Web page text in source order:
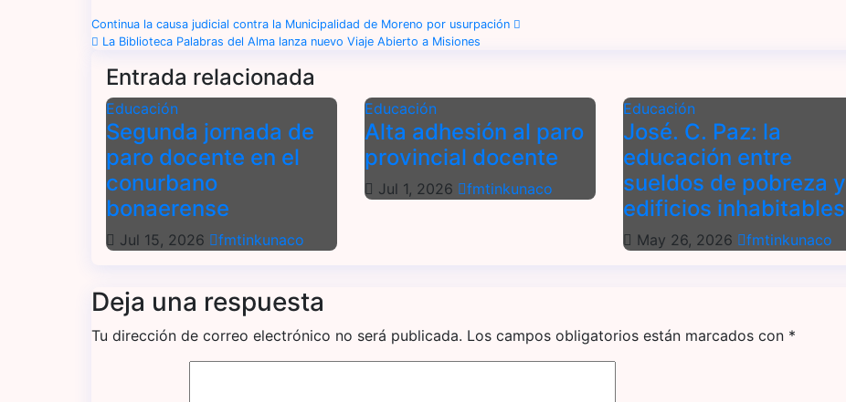
N
v
e
g
c
ó
n
Continua la causa judicial contra la Municipalidad de Moreno por usurpación
La Biblioteca Palabras del Alma lanza nuevo Viaje Abierto a Misiones
Entrada relacionada
Educación
Segunda jornada de
paro docente en el
conurbano
bonaerense
Jul 15, 2026 fmtinkunaco
Educación
Alta adhesión al paro
provincial docente
Jul 1, 2026 fmtinkunaco
Educación
José. C. Paz: la
educación entre
sueldos de pobreza y
edificios inhabitables
May 26, 2026 fmtinkunaco
Deja una respuesta
Tu dirección de correo electrónico no será publicada. Los campos obligatorios están marcados con *